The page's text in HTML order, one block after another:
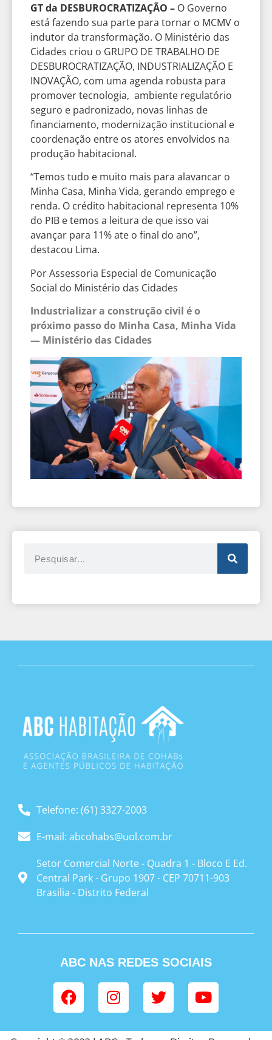
GT da DESBUROCRATIZAÇÃO – O Governo
está fazendo sua parte para tornar o MCMV o
indutor da transformação. O Ministério das
Cidades criou o GRUPO DE TRABALHO DE
DESBUROCRATIZAÇÃO, INDUSTRIALIZAÇÃO E
INOVAÇÃO, com uma agenda robusta para
promover tecnologia, ambiente regulatório
seguro e padronizado, novas linhas de
financiamento, modernização institucional e
coordenação entre os atores envolvidos na
produção habitacional.
“Temos tudo e muito mais para alavancar o
Minha Casa, Minha Vida, gerando emprego e
renda. O crédito habitacional representa 10%
do PIB e temos a leitura de que isso vai
avançar para 11% ate o final do ano”,
destacou Lima.
Por Assessoria Especial de Comunicação
Social do Ministério das Cidades
Industrializar a construção civil é o
próximo passo do Minha Casa, Minha Vida
— Ministério das Cidades
Telefone: (61) 3327-2003
E-mail: abcohabs@uol.com.br
Setor Comercial Norte - Quadra 1 - Bloco E Ed.
Central Park - Grupo 1907 - CEP 70711-903
Brasilia - Distrito Federal
ABC NAS REDES SOCIAIS